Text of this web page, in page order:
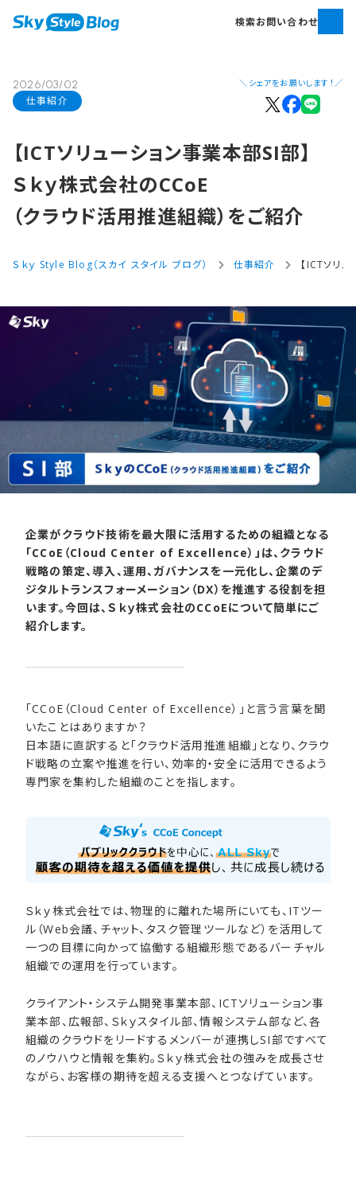
検索お問い合わせ
仕事紹介
2026/03/02 ＼シェアをお願いします！／
【ICTソリューション事業本部​SI部​】
Ｓｋｙ株式会社の​CCoE​
（クラウド活用推進組織）を​ご紹介
Ｓｋｙ Style Blog（スカイ スタイル ブログ） 仕事紹介 【ICTソリ
企業がクラウド技術を最大限に活用するための組織となる
「CCoE（Cloud Center of Excellence）」は、クラウド
戦略の策定、導入、運用、ガバナンスを一元化し、企業のデ
ジタルトランスフォーメーション（DX）を推進する役割を担
います。今回は、Ｓｋｙ株式会社のCCoEについて簡単にご
紹介します。
「CCoE（Cloud Center of Excellence）」と言う言葉を聞
いたことはありますか？
日本語に直訳すると「クラウド活用推進組織」となり、クラウ
ド戦略の立案や推進を行い、効率的・安全に活用できるよう
専門家を集約した組織のことを指します。
Ｓｋｙ株式会社では、物理的に離れた場所にいても、ITツー
ル（Web会議、チャット、タスク管理ツールなど）を活用して
一つの目標に向かって協働する組織形態であるバーチャル
組織での運用を行っています。
クライアント・システム開発事業本部、ICTソリューション事
業本部、広報部、Ｓｋｙスタイル部、情報システム部など、各
組織のクラウドをリードするメンバーが連携しSI部ですべて
のノウハウと情報を集約。Ｓｋｙ株式会社の強みを成長させ
ながら、お客様の期待を超える支援へとつなげています。